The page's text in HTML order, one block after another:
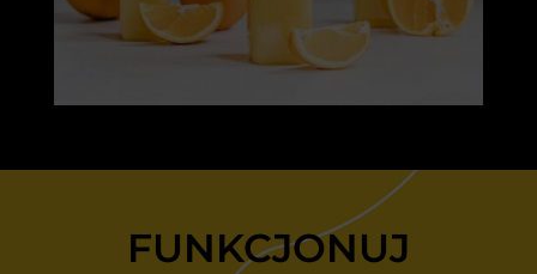
FUNKCJONUJ